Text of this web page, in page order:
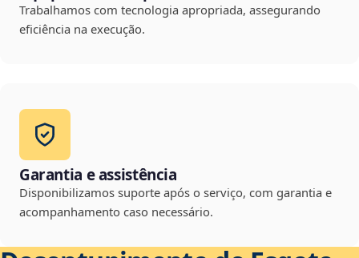
Trabalhamos com tecnologia apropriada, assegurando
eficiência na execução.
Garantia e assistência
Disponibilizamos suporte após o serviço, com garantia e
acompanhamento caso necessário.